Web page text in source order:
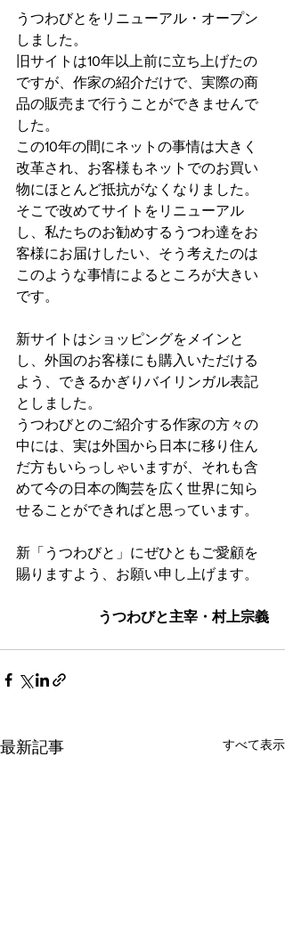
うつわびとをリニューアル・オープン
しました。
旧サイトは10年以上前に立ち上げたの
ですが、作家の紹介だけで、実際の商
品の販売まで行うことができませんで
した。
この10年の間にネットの事情は大きく
改革され、お客様もネットでのお買い
物にほとんど抵抗がなくなりました。
そこで改めてサイトをリニューアル
し、私たちのお勧めするうつわ達をお
客様にお届けしたい、そう考えたのは
このような事情によるところが大きい
です。
新サイトはショッピングをメインと
し、外国のお客様にも購入いただける
よう、できるかぎりバイリンガル表記
としました。
うつわびとのご紹介する作家の方々の
中には、実は外国から日本に移り住ん
だ方もいらっしゃいますが、それも含
めて今の日本の陶芸を広く世界に知ら
せることができればと思っています。
新「うつわびと」にぜひともご愛顧を
賜りますよう、お願い申し上げます。
うつわびと主宰・村上宗義
最新記事 すべて表示